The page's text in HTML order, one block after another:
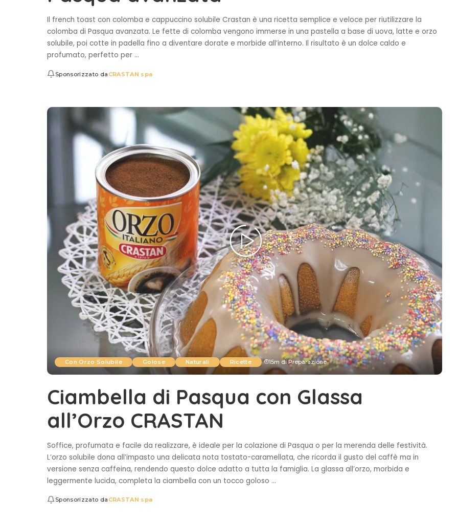
Il french toast con colomba e cappuccino solubile Crastan è una ricetta semplice e veloce per riutilizzare la
colomba di Pasqua avanzata. Le fette di colomba vengono immerse in una pastella a base di uova, latte e orzo
solubile, poi cotte in padella fino a diventare dorate e morbide all’interno. Il risultato è un dolce caldo e
profumato, perfetto per ...
Sponsorizzato da CRASTAN spa
Con Orzo Solubile Golose Naturali Ricette 15m di Preparazione
Ciambella di Pasqua con Glassa
all’Orzo CRASTAN
Soffice, profumata e facile da realizzare, è ideale per la colazione di Pasqua o per la merenda delle festività.
L’orzo solubile dona all’impasto una delicata nota tostato-caramellata, che ricorda il gusto del caffè ma in
versione senza caffeina, rendendo questo dolce adatto a tutta la famiglia. La glassa all’orzo, morbida e
leggermente lucida, completa la ciambella con un tocco goloso ...
Sponsorizzato da CRASTAN spa